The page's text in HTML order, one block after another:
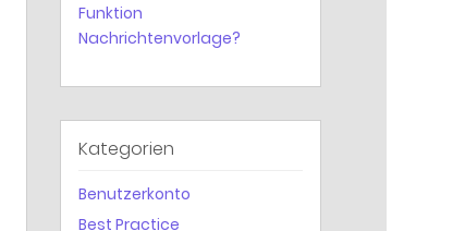
Funktion
Nachrichtenvorlage?
Kategorien
Benutzerkonto
Best Practice